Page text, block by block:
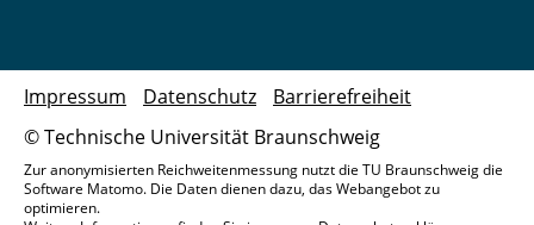
© Technische Universität Braunschweig
Impressum Datenschutz Barrierefreiheit
Zur anonymisierten Reichweitenmessung nutzt die TU Braunschweig die
Software Matomo. Die Daten dienen dazu, das Webangebot zu
optimieren.